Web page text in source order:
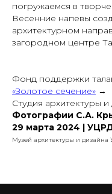
погружаемся в
Весенние напевы
архитектурном
загородном центре
Фонд поддержки
«Золотое сечение» →
Студия архитектуры и
Фотографии С.А.
29 марта 2024 |
Музей архитектуры и дизайна